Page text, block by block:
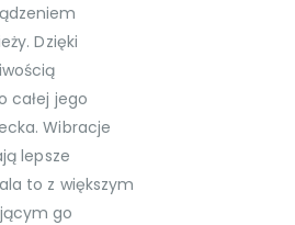
Dzięki
całej jego
Wibracje
lepsze
to z większym
go